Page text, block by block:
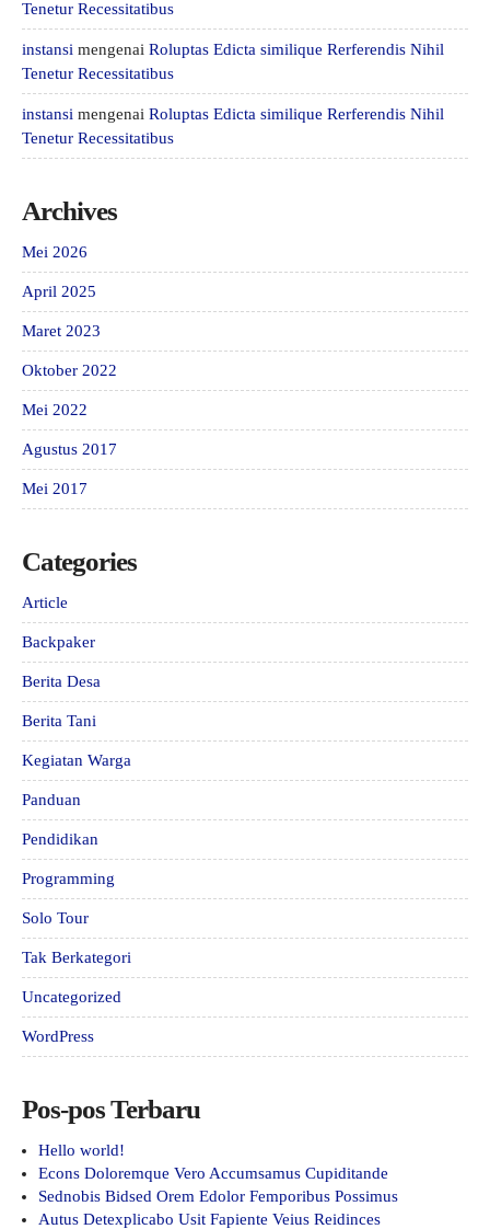
Tenetur Recessitatibus
instansi mengenai Roluptas Edicta similique Rerferendis Nihil
Tenetur Recessitatibus
instansi mengenai Roluptas Edicta similique Rerferendis Nihil
Tenetur Recessitatibus
Archives
Mei 2026
April 2025
Maret 2023
Oktober 2022
Mei 2022
Agustus 2017
Mei 2017
Categories
Article
Backpaker
Berita Desa
Berita Tani
Kegiatan Warga
Panduan
Pendidikan
Programming
Solo Tour
Tak Berkategori
Uncategorized
WordPress
Pos-pos Terbaru
Hello world!
Econs Doloremque Vero Accumsamus Cupiditande
Sednobis Bidsed Orem Edolor Femporibus Possimus
Autus Detexplicabo Usit Fapiente Veius Reidinces